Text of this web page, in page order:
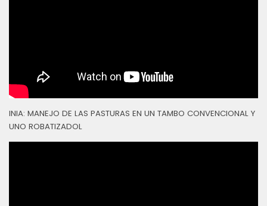
INIA: MANEJO DE LAS PASTURAS EN UN TAMBO CONVENCIONAL Y
UNO ROBATIZADOL